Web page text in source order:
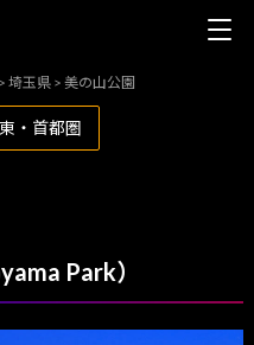
>埼玉県 >美の山公園
・首都圏
Park）